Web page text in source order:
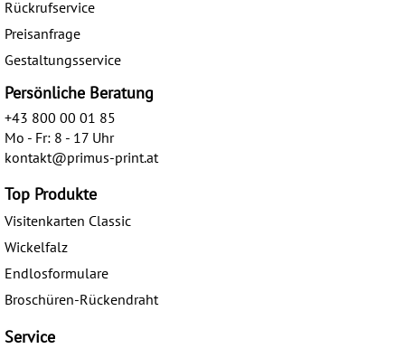
Rückrufservice
Preisanfrage
Gestaltungsservice
Persönliche Beratung
+43 800 00 01 85
Mo - Fr: 8 - 17 Uhr
kontakt@primus-print.at
Top Produkte
Visitenkarten Classic
Wickelfalz
Endlosformulare
Broschüren-Rückendraht
Service